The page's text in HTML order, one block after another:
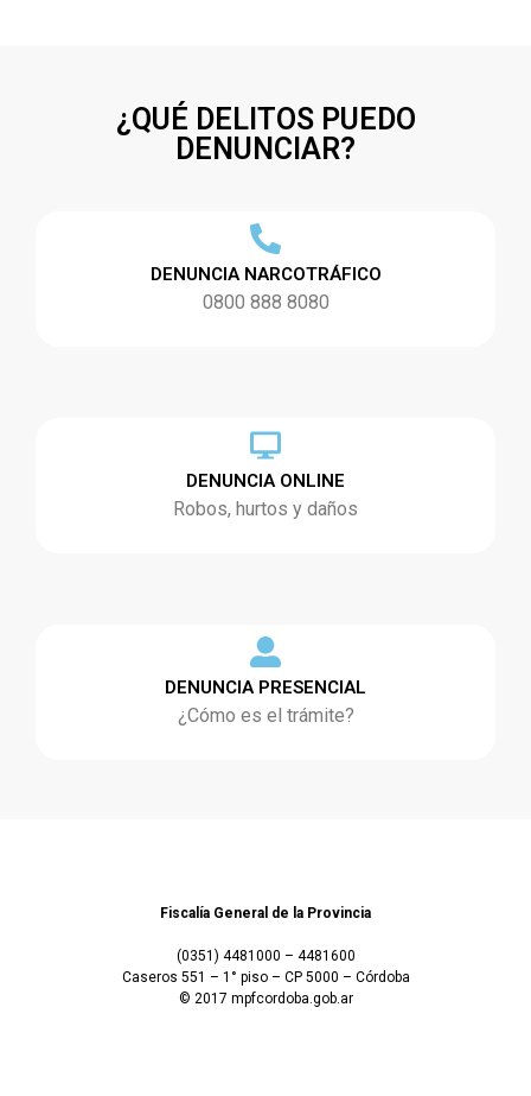
¿QUÉ DELITOS PUEDO
DENUNCIAR?
DENUNCIA NARCOTRÁFICO
0800 888 8080
DENUNCIA ONLINE
Robos, hurtos y daños
DENUNCIA PRESENCIAL
¿Cómo es el trámite?
Fiscalía General de la Provincia
(0351) 4481000 – 4481600
Caseros 551 – 1° piso – CP 5000 – Córdoba
© 2017 mpfcordoba.gob.ar